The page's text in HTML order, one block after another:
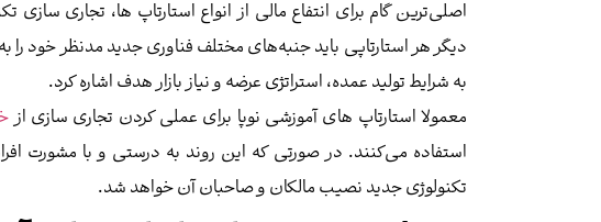
اصلی‌ترین گام برای انتفاع مالی از انواع استارتاپ ها، تجاری
دیگر هر استارتاپی باید جنبه‌های مختلف فناوری جدید مدنظر خود را
به شرایط تولید عمده، استراتژی عرضه و نیاز بازار هدف اشاره کرد.
معمولا استارتاپ های آموزشی نوپا برای عملی کردن تجاری سازی از
استفاده می‌کنند. در صورتی که این روند به درستی و با مشورت
تکنولوژی جدید نصیب مالکان و صاحبان آن خواهد شد.